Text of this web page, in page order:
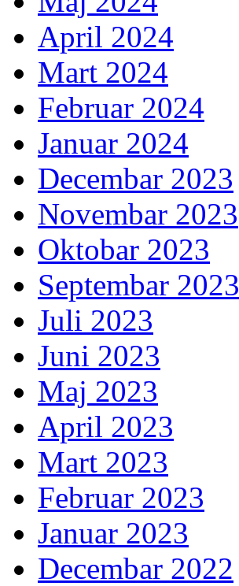
April 2024
Mart 2024
Februar 2024
Januar 2024
Decembar 2023
Novembar 2023
Oktobar 2023
Septembar 2023
Juli 2023
Juni 2023
Maj 2023
April 2023
Mart 2023
Februar 2023
Januar 2023
Decembar 2022